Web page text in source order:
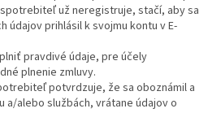
už neregistruje, stačí, aby sa
údajov prihlásil k svojmu kontu v E-
pravdivé údaje, pre účely
plnenie zmluvy.
potvrdzuje, že sa oboznámil a
a/alebo službách, vrátane údajov o